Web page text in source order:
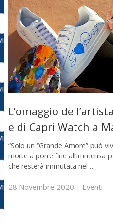
L’omaggio
e di Capri Watch a
“Solo un “Grande Amore” può
morte a porre fine all’immensa
che resterà immutata nel …
28 Novembre 2020 | Eventi